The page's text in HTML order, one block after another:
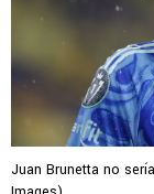
Juan Brunetta no